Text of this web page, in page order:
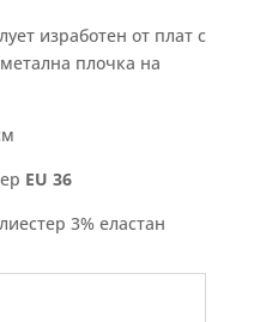
изработен от плат с
плочка на
EU 36
3% еластан